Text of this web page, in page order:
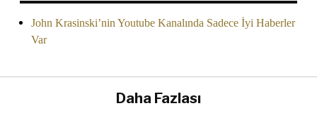
John Krasinski’nin Youtube Kanalında Sadece İyi Haberler
Var
Daha Fazlası